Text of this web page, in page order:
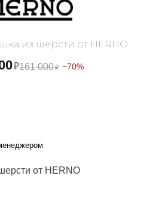
из шерсти от HERNO
₽161 000₽ −70%
от HERNO